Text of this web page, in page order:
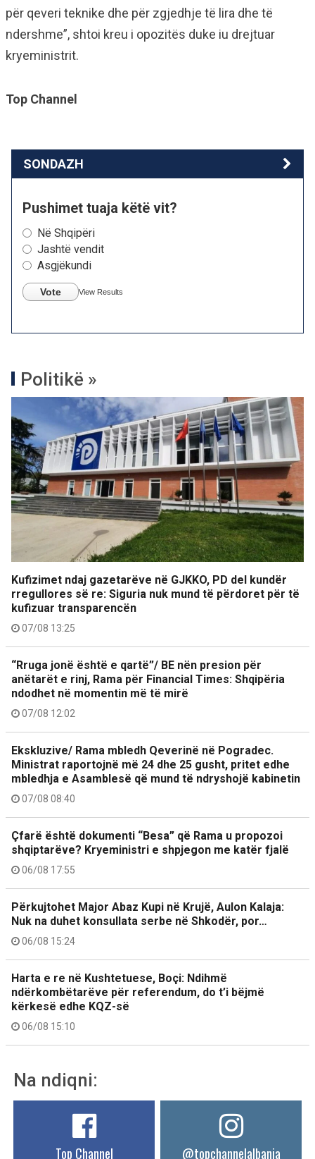
për qeveri teknike dhe për zgjedhje të lira dhe të
ndershme”, shtoi kreu i opozitës duke iu drejtuar
kryeministrit.
Top Channel
SONDAZH
Pushimet tuaja këtë vit?
Në Shqipëri
Jashtë vendit
Asgjëkundi
Vote View Results
Politikë »
Kufizimet ndaj gazetarëve në GJKKO, PD del kundër
rregullores së re: Siguria nuk mund të përdoret për të
kufizuar transparencën
07/08 13:25
“Rruga jonë është e qartë”/ BE nën presion për
anëtarët e rinj, Rama për Financial Times: Shqipëria
ndodhet në momentin më të mirë
07/08 12:02
Ekskluzive/ Rama mbledh Qeverinë në Pogradec.
Ministrat raportojnë më 24 dhe 25 gusht, pritet edhe
mbledhja e Asamblesë që mund të ndryshojë kabinetin
07/08 08:40
Çfarë është dokumenti “Besa” që Rama u propozoi
shqiptarëve? Kryeministri e shpjegon me katër fjalë
06/08 17:55
Përkujtohet Major Abaz Kupi në Krujë, Aulon Kalaja:
Nuk na duhet konsullata serbe në Shkodër, por…
06/08 15:24
Harta e re në Kushtetuese, Boçi: Ndihmë
ndërkombëtarëve për referendum, do t’i bëjmë
kërkesë edhe KQZ-së
06/08 15:10
Na ndiqni:
Top Channel @topchannelalbania